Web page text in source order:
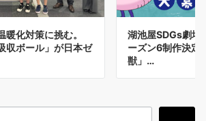
暖化対策に挑む。
収ボール」が日本ゼ
湖池屋SDGs劇場
ーズン6制作決定
獣」…